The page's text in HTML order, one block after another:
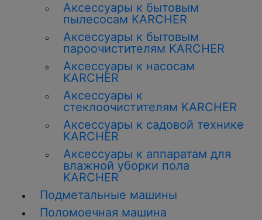
Аксессуары к бытовым
пылесосам KARCHER
Аксессуары к бытовым
пароочистителям KARCHER
Аксессуары к насосам
KARCHER
Аксессуары к
стеклоочистителям KARCHER
Аксессуары к садовой технике
KARCHER
Аксессуары к аппаратам для
влажной уборки пола
KARCHER
Подметальные машины
Поломоечная машина